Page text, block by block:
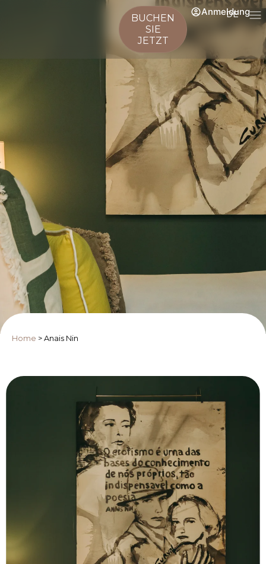
DE
Anmeldung
BUCHEN
SIE
JETZT
Home > Anais Nin